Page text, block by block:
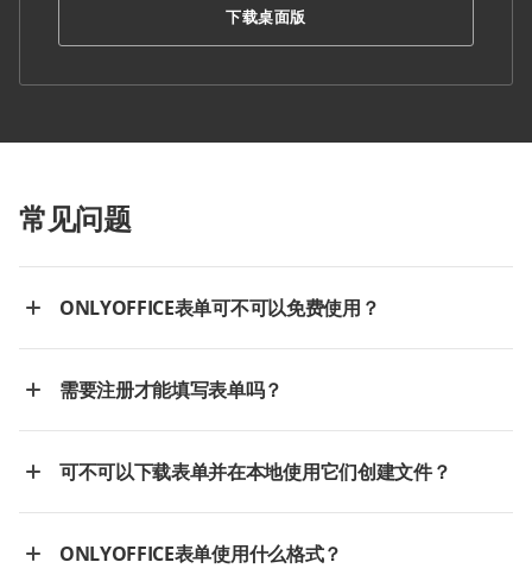
下载桌面版
常见问题
ONLYOFFICE表单可不可以免费使用？
需要注册才能填写表单吗？
可不可以下载表单并在本地使用它们创建文件？
ONLYOFFICE表单使用什么格式？